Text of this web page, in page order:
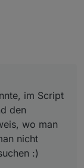
eine
findet.
nach dem
?
im Script
den
wo man
nicht
:)